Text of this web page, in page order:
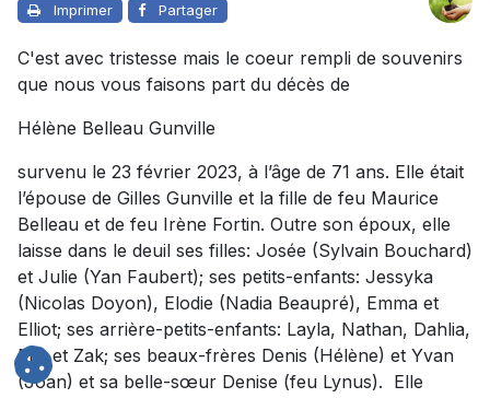
Imprimer Partager
C'est avec tristesse mais le coeur rempli de souvenirs
que nous vous faisons part du décès de
Hélène Belleau Gunville
survenu le 23 février 2023, à l’âge de 71 ans. Elle était
l’épouse de Gilles Gunville et la fille de feu Maurice
Belleau et de feu Irène Fortin. Outre son époux, elle
laisse dans le deuil ses filles: Josée (Sylvain Bouchard)
et Julie (Yan Faubert); ses petits-enfants: Jessyka
(Nicolas Doyon), Elodie (Nadia Beaupré), Emma et
Elliot; ses arrière-petits-enfants: Layla, Nathan, Dahlia,
Mia et Zak; ses beaux-frères Denis (Hélène) et Yvan
(Joan) et sa belle-sœur Denise (feu Lynus). Elle